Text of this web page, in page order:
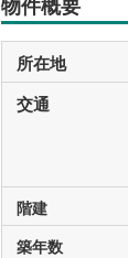
所在地
交通
階建
築年数